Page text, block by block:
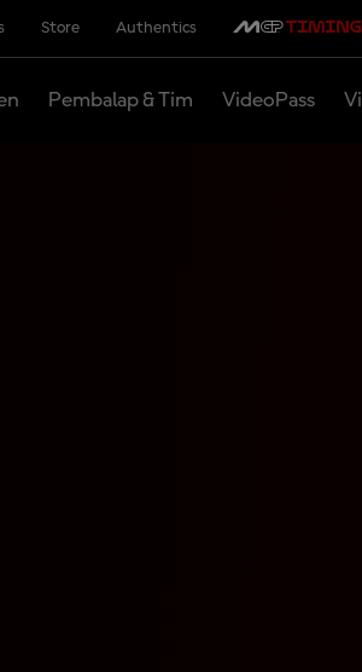
Store Authentics
Pembalap & Tim VideoPass